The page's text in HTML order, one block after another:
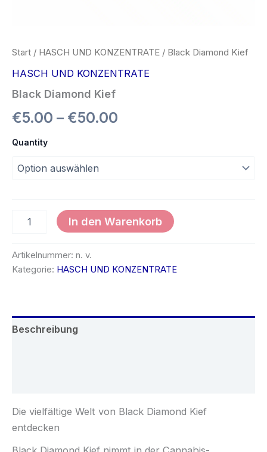
Start / HASCH UND KONZENTRATE / Black Diamond Kief
HASCH UND KONZENTRATE
Black Diamond Kief
€5.00 – €50.00
Quantity
In den Warenkorb
Artikelnummer: n. v.
Kategorie: HASCH UND KONZENTRATE
Beschreibung
Die vielfältige Welt von Black Diamond Kief
entdecken